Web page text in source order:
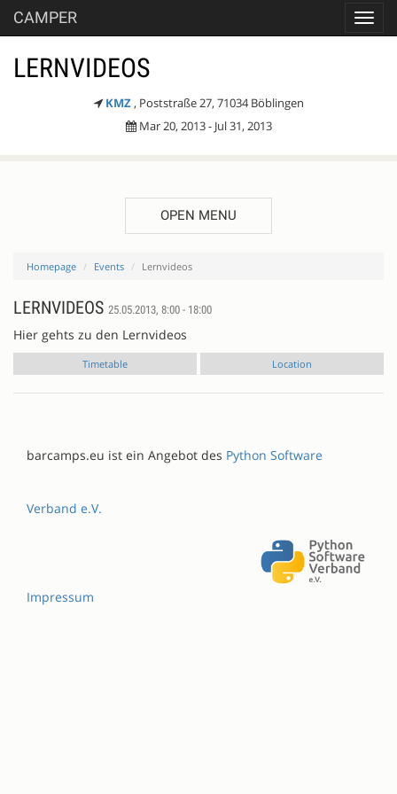
CAMPER
LERNVIDEOS
KMZ , Poststraße 27, 71034 Böblingen
Mar 20, 2013 - Jul 31, 2013
OPEN MENU
Homepage Events Lernvideos
LERNVIDEOS 25.05.2013, 8:00 - 18:00
Hier gehts zu den Lernvideos
Timetable Location
barcamps.eu ist ein Angebot des Python Software
Verband e.V.
Impressum